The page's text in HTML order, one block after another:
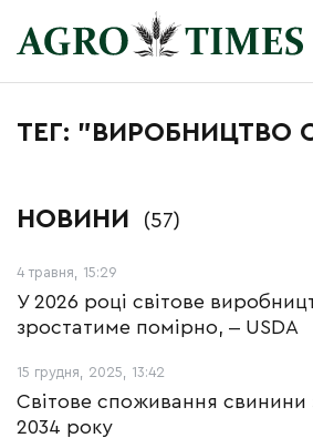
ТЕГ: "ВИРОБНИЦТВО
НОВИНИ (57)
4 травня, 15:29
У 2026 році світове
зростатиме помірно, ‒ USDA
15 грудня, 2025, 13:42
Світове споживання свинини
2034 року